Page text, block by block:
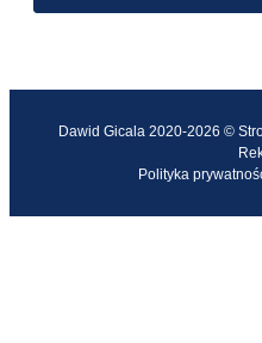
Dawid Gicala 2020-2026 ©
Polityka